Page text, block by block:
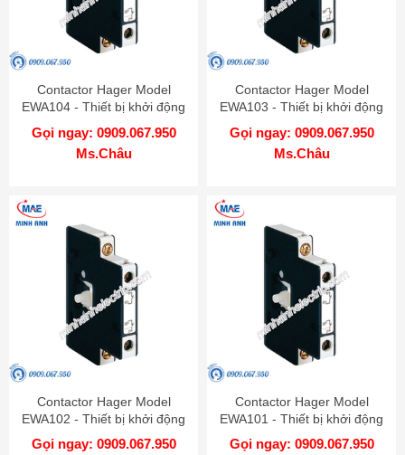
Contactor Hager Model
EWA104 - Thiết bị khởi động
từ
Gọi ngay: 0909.067.950
Ms.Châu
Contactor Hager Model
EWA103 - Thiết bị khởi động
từ
Gọi ngay: 0909.067.950
Ms.Châu
Contactor Hager Model
EWA102 - Thiết bị khởi động
từ
Gọi ngay: 0909.067.950
Contactor Hager Model
EWA101 - Thiết bị khởi động
từ
Gọi ngay: 0909.067.950